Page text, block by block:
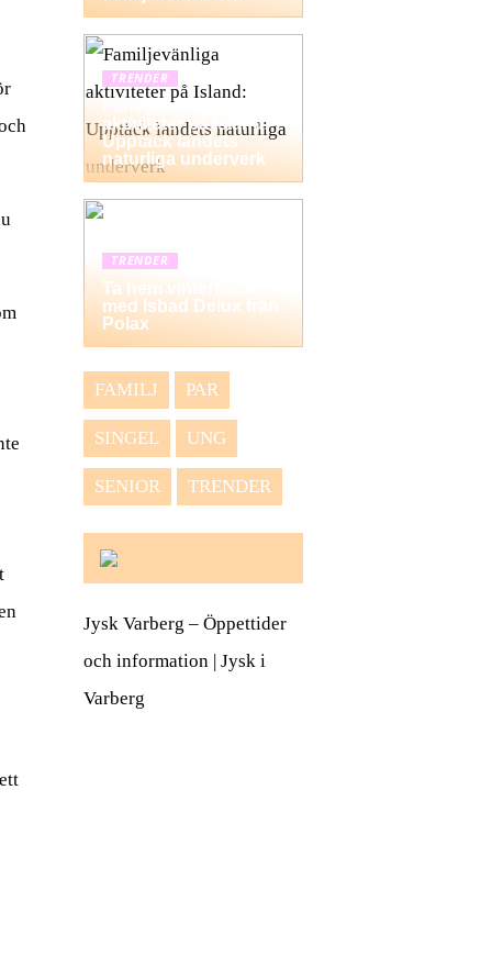
TRENDER
Familjevänliga
aktiviteter på Island:
Upptäck landets
naturliga underverk
TRENDER
Ta hem vinterbadet
med Isbad Delux från
Polax
FAMILJ PAR
SINGEL UNG
SENIOR TRENDER
Jysk Varberg – Öppettider
och information | Jysk i
Varberg